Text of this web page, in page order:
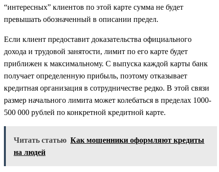
“интересных” клиентов по этой карте сумма не будет
превышать обозначенный в описании предел.
Если клиент предоставит доказательства официального
дохода и трудовой занятости, лимит по его карте будет
приближен к максимальному. С выпуска каждой карты банк
получает определенную прибыль, поэтому отказывает
кредитная организация в сотрудничестве редко. В этой связи
размер начального лимита может колебаться в пределах 1000-
500 000 рублей по конкретной кредитной карте.
Читать статью Как мошенники оформляют кредиты
на людей